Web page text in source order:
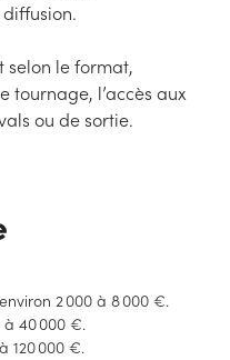
selon le format,
tournage, l’accès aux
ou de sortie.
2 000 à 8 000 €.
à 40 000 €.
120 000 €.